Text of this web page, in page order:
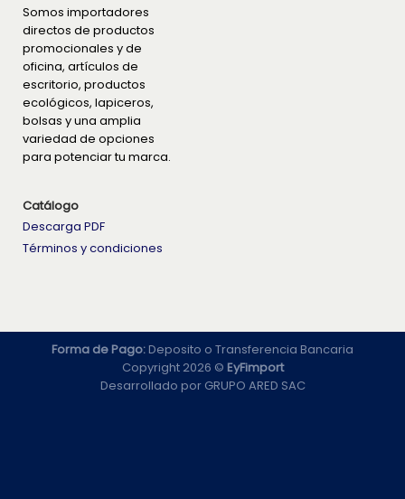
Somos importadores
directos de productos
promocionales y de
oficina, artículos de
escritorio, productos
ecológicos, lapiceros,
bolsas y una amplia
variedad de opciones
para potenciar tu marca.
Catálogo
Descarga PDF
Términos y condiciones
Forma de Pago:Deposito o Transferencia Bancaria
Copyright 2026 © EyFimport
Desarrollado por GRUPO ARED SAC